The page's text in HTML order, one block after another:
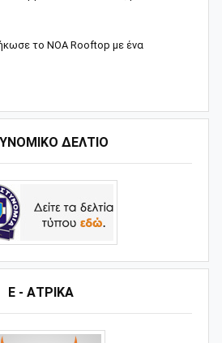
το NOA Rooftop με ένα
ΔΕΛΤΙΟ
Ε - ΑΤΡΙΚΑ